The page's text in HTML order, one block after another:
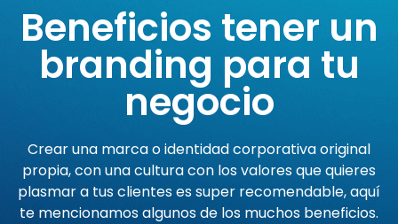
Beneficios tener un
branding para tu
negocio
Crear una marca o identidad corporativa original
propia, con una cultura con los valores que quieres
plasmar a tus clientes es super recomendable, aquí
te mencionamos algunos de los muchos beneficios.